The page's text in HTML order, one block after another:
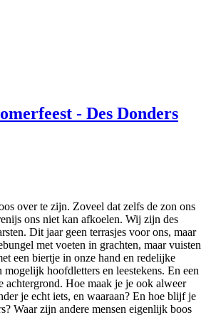
- Des Donders
over te zijn. Zoveel dat zelfs de zon ons
ons niet kan afkoelen. Wij zijn des
Dit jaar geen terrasjes voor ons, maar
met voeten in grachten, maar vuisten
een biertje in onze hand en redelijke
hoofdletters en leestekens. En een
achtergrond. Hoe maak je je ook alweer
je echt iets, en waaraan? En hoe blijf je
Waar zijn andere mensen eigenlijk boos